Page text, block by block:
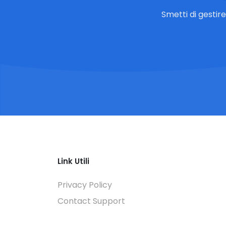
Smetti di
Link Utili
Privacy Policy
Contact Support